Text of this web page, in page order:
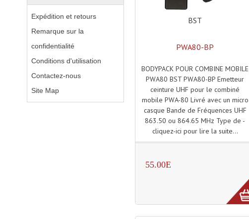
BST
PWA80-BP
BODYPACK POUR COMBINE MOBILE
PWA80 BST PWA80-BP Emetteur
ceinture UHF pour le combiné
mobile PWA-80 Livré avec un micro
casque Bande de Fréquences UHF
863.50 ou 864.65 MHz Type de -
cliquez-ici pour lire la suite...
55.00E
Expédition et retours
Remarque sur la
confidentialité
Conditions d'utilisation
Contactez-nous
Site Map